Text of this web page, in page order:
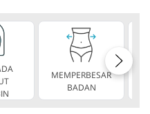
MEMPERBESAR
BADAN